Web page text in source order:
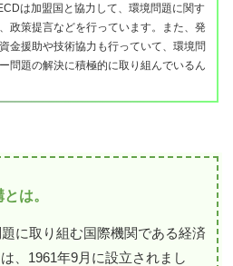
は加盟国と協力して、環境問題に関す
政策提言などを行っています。また、発
金援助や技術協力も行っていて、環境問
問題の解決に積極的に取り組んでいるん
は。
に取り組む国際機関である経済
、1961年9月に設立されまし